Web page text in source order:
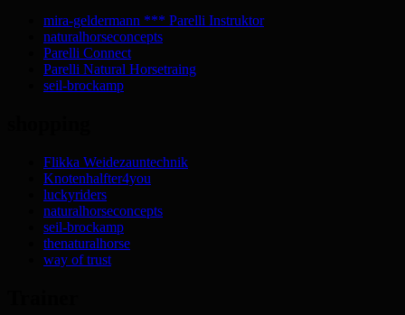
mira-geldermann *** Parelli Instruktor
naturalhorseconcepts
Parelli Connect
Parelli Natural Horsetraing
seil-brockamp
Flikka Weidezauntechnik
Knotenhalfter4you
luckyriders
naturalhorseconcepts
seil-brockamp
thenaturalhorse
way of trust